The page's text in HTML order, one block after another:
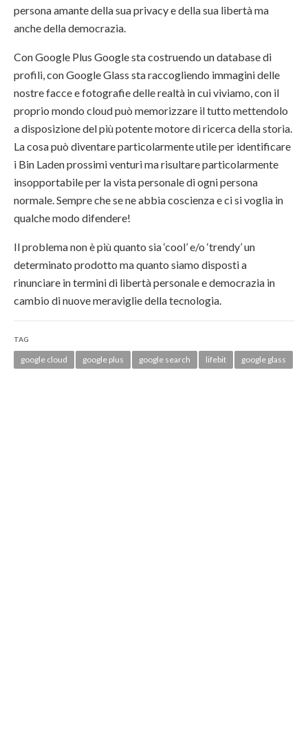
persona amante della sua privacy e della sua libertà ma
anche della democrazia.
Con Google Plus Google sta costruendo un database di
profili, con Google Glass sta raccogliendo immagini delle
nostre facce e fotografie delle realtà in cui viviamo, con il
proprio mondo cloud può memorizzare il tutto mettendolo
a disposizione del più potente motore di ricerca della storia.
La cosa può diventare particolarmente utile per identificare
i Bin Laden prossimi venturi ma risultare particolarmente
insopportabile per la vista personale di ogni persona
normale. Sempre che se ne abbia coscienza e ci si voglia in
qualche modo difendere!
Il problema non è più quanto sia ‘cool’ e/o ‘trendy’ un
determinato prodotto ma quanto siamo disposti a
rinunciare in termini di libertà personale e democrazia in
cambio di nuove meraviglie della tecnologia.
TAG
google cloud google plus google search lifebit google glass